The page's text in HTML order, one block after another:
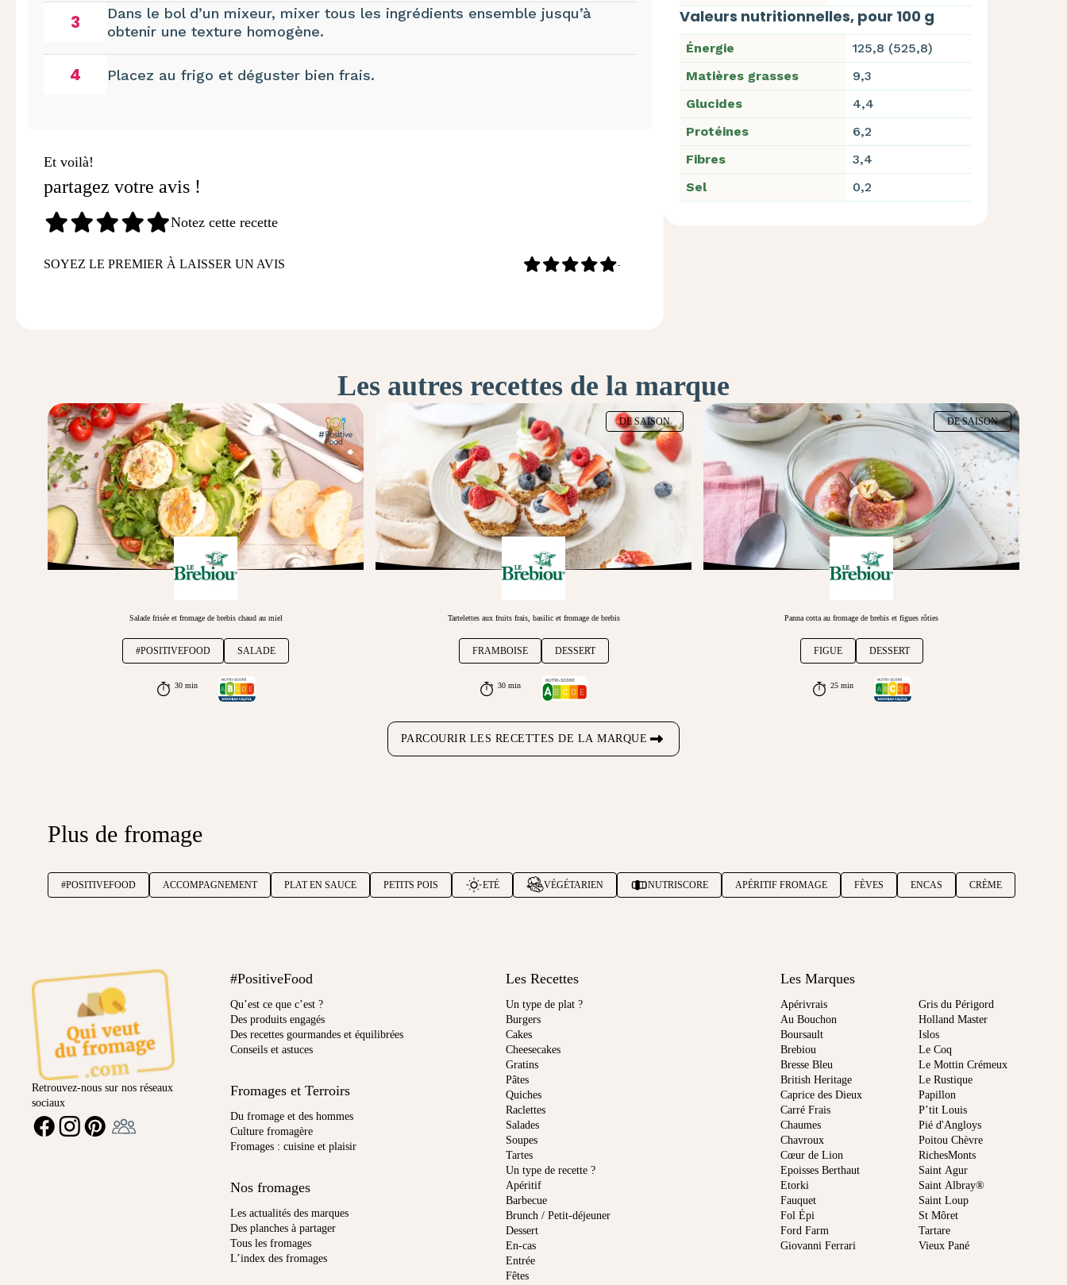
3
Dans le bol d’un mixeur, mixer tous les ingrédients ensemble jusqu’à
obtenir une texture homogène.
4 Placez au frigo et déguster bien frais.
Et voilà!
partagez votre avis !
Notez cette recette
SOYEZ LE PREMIER À LAISSER UN AVIS -
Valeurs nutritionnelles, pour 100 g
Énergie
125,8 (525,8)
Matières grasses
9,3
Glucides
4,4
Protéines
6,2
Fibres
3,4
Sel
0,2
Les autres recettes de la marque
Salade frisée et fromage de brebis chaud au miel
#POSITIVEFOOD SALADE
30 min
DE SAISON
Tartelettes aux fruits frais, basilic et fromage de brebis
FRAMBOISE DESSERT
30 min
DE SAISON
Panna cotta au fromage de brebis et figues rôties
FIGUE DESSERT
25 min
PARCOURIR LES RECETTES DE LA MARQUE
Plus de fromage
#POSITIVEFOOD ACCOMPAGNEMENT PLAT EN SAUCE PETITS POIS ETÉ VÉGÉTARIEN NUTRISCORE APÉRITIF FROMAGE FÈVES ENCAS CRÈME
Retrouvez-nous sur nos réseaux
sociaux
FACEBOOKINSTAGRAMPINTEREST
#PositiveFood
Qu’est ce que c’est ?
Des produits engagés
Des recettes gourmandes et équilibrées
Conseils et astuces
Fromages et Terroirs
Du fromage et des hommes
Culture fromagère
Fromages : cuisine et plaisir
Nos fromages
Les actualités des marques
Des planches à partager
Tous les fromages
L’index des fromages
Les Recettes
Un type de plat ?
Burgers
Cakes
Cheesecakes
Gratins
Pâtes
Quiches
Raclettes
Salades
Soupes
Tartes
Un type de recette ?
Apéritif
Barbecue
Brunch / Petit-déjeuner
Dessert
En-cas
Entrée
Fêtes
Les Marques
Apérivrais
Au Bouchon
Boursault
Brebiou
Bresse Bleu
British Heritage
Caprice des Dieux
Carré Frais
Chaumes
Chavroux
Cœur de Lion
Epoisses Berthaut
Etorki
Fauquet
Fol Épi
Ford Farm
Giovanni Ferrari
Gris du Périgord
Holland Master
Islos
Le Coq
Le Mottin Crémeux
Le Rustique
Papillon
P’tit Louis
Pié d'Angloys
Poitou Chèvre
RichesMonts
Saint Agur
Saint Albray®
Saint Loup
St Môret
Tartare
Vieux Pané